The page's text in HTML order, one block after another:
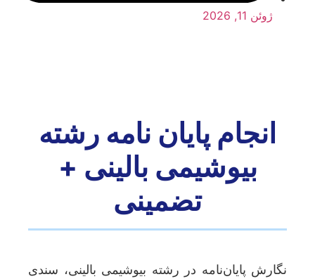
ژوئن 11, 2026
انجام پایان نامه رشته
بیوشیمی بالینی +
تضمینی
نگارش پایان‌نامه در رشته بیوشیمی بالینی، سندی